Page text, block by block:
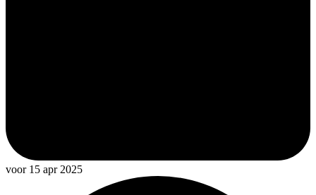
voor 15 apr 2025